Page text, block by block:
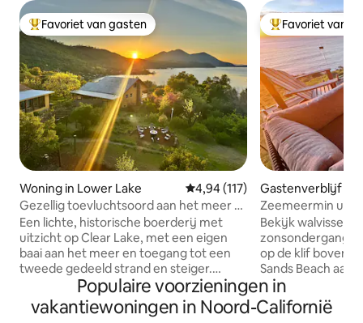
Topfavoriet van gasten
Favoriet van gasten
Woning in Lower Lake Gemiddelde beoordeling van
4,94 (117)
Gezellig toevluchtsoord aan het meer -
privé-paden en strand
Een lichte, historische boerderij met
uitzicht op Clear Lake, met een eigen
baai aan het meer en toegang tot een
tweede gedeeld strand en steiger.
Schilderachtige uitzichten, privé-paden
en ruime binnen- en buitenruimtes voor
bijeenkomsten zijn ideaal om samen te
Topfavoriet van
Favoriet van
Gastenverblijf in
n
Zeemeermin
Prachtig
Bekijk walvissen
op de klif boven
Sands Beach aan
Mermaids View
van de kliffen en
vanuit
Populaire voorzieningen in
vakantiewoningen in Noord-Californië